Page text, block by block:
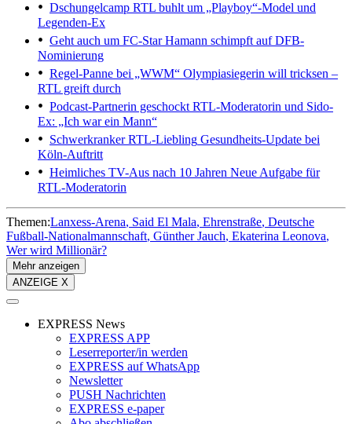
Dschungelcamp RTL buhlt um „Playboy“-Model und
Legenden-Ex
Geht auch um FC-StarHamann schimpft auf DFB-
Nominierung
Regel-Panne bei „WWM“ Olympiasiegerin will tricksen –
RTL greift durch
Podcast-Partnerin geschockt RTL-Moderatorin und Sido-
Ex: „Ich war ein Mann“
Schwerkranker RTL-Liebling Gesundheits-Update bei
Köln-Auftritt
Heimliches TV-Aus nach 10 Jahren Neue Aufgabe für
RTL-Moderatorin
Themen:Lanxess-Arena Said El Mala Ehrenstraße Deutsche
Fußball-Nationalmannschaft Günther Jauch Ekaterina Leonova
Wer wird Millionär?
Mehr anzeigen
ANZEIGE X
EXPRESS News
EXPRESS APP
Leserreporter/in werden
EXPRESS auf WhatsApp
Newsletter
PUSH Nachrichten
EXPRESS e-paper